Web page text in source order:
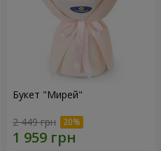
Букет "Мирей"
2 449 грн